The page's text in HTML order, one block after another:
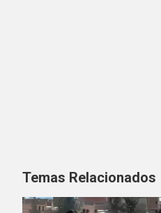
Temas Relacionados